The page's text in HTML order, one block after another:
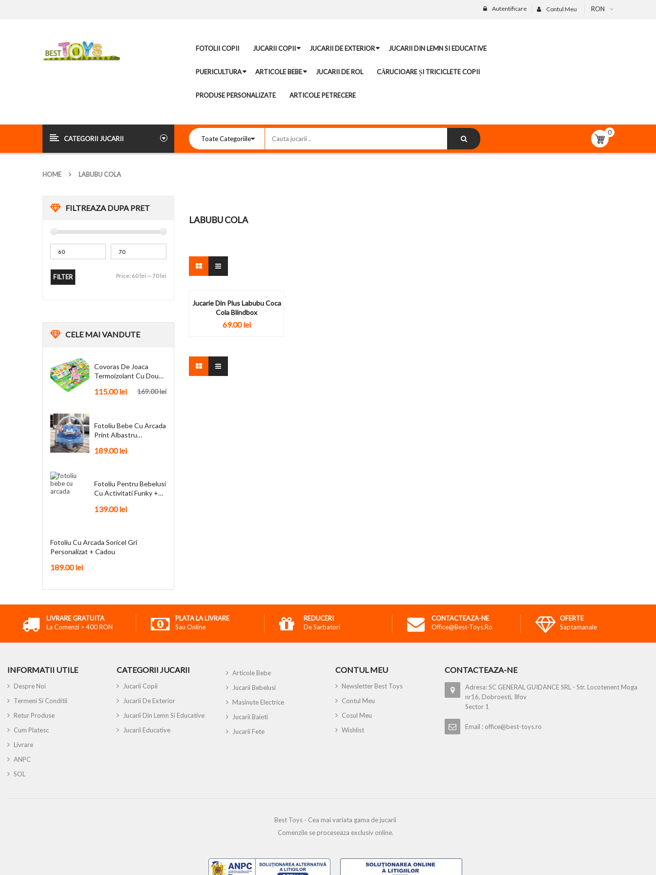
RON
Contul Meu
Autentificare
FOTOLII COPII JUCARII COPII JUCARII DE EXTERIOR JUCARII DIN LEMN SI EDUCATIVE
PUERICULTURA ARTICOLE BEBE JUCARII DE ROL CĂRUCIOARE ȘI TRICICLETE COPII
PRODUSE PERSONALIZATE ARTICOLE PETRECERE
CATEGORII JUCARII
0
HOME LABUBU COLA
FILTREAZA DUPA PRET
FILTER Price: 60 lei —70 lei
CELEMAI VANDUTE
Covoras De Joaca
Termoizolant Cu Doua
169.00lei
115.00lei
Fotoliu Bebe Cu Arcada
Print Albastru
189.00lei
Fotoliu Pentru Bebelusi
Cu Activitati Funky +
139.00lei
Fotoliu Cu Arcada Soricel Gri
Personalizat + Cadou
189.00lei
LABUBU COLA
Jucarie Din Plus Labubu Coca
Cola Blindbox
69.00lei
LIVRARE GRATUITA
La Comenzi > 400 RON
PLATA LA LIVRARE
Sau Online
REDUCERI
De Sarbatori
CONTACTEAZA-NE
Office@best-Toys.ro
OFERTE
Saptamanale
INFORMATII UTILE
Despre Noi
Termeni Si Conditii
Retur Produse
Cum Platesc
Livrare
ANPC
SOL
CATEGORII JUCARII
Jucarii Copii
Jucarii De Exterior
Jucarii Din Lemn Si Educative
Jucarii Educative
Articole Bebe
Jucarii Bebelusi
Masinute Electrice
Jucarii Baieti
Jucarii Fete
CONTUL MEU
Newsletter Best Toys
Contul Meu
Cosul Meu
Wishlist
CONTACTEAZA-NE
Adresa: SC GENERAL GUIDANCE SRL - Str. Locotenent Moga
nr16, Dobroesti, Ilfov
Sector 1
Email : office@best-toys.ro
Best Toys - Cea mai variata gama de jucarii
Comenzile se proceseaza exclusiv online.